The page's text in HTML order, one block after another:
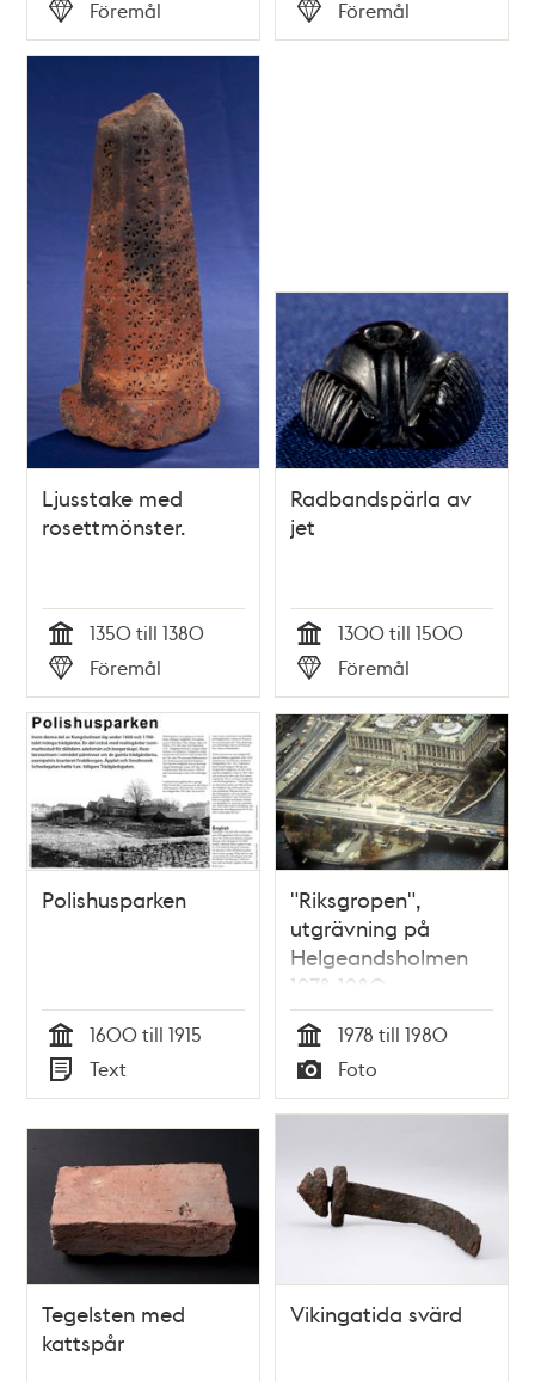
Typ
Föremål
Typ
Föremål
Ljusstake med
rosettmönster.
Tid
1350 till 1380
Typ
Föremål
Radbandspärla av
jet
Tid
1300 till 1500
Typ
Föremål
Polishusparken
Tid
1600 till 1915
Typ
Text
"Riksgropen",
utgrävning på
Helgeandsholmen
1978-1980
Tid
1978 till 1980
Typ
Foto
Tegelsten med
kattspår
Vikingatida svärd